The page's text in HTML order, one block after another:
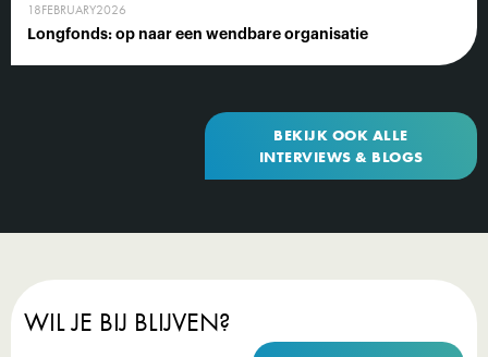
18FEBRUARY2026
Longfonds: op naar een wendbare organisatie
BEKIJK OOK ALLE
INTERVIEWS & BLOGS
WIL JE BIJ BLIJVEN?